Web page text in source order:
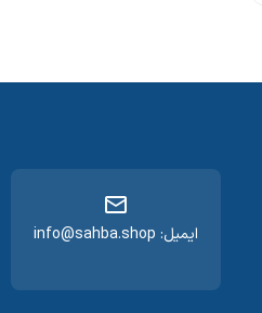
ایمیل: info@sahba.shop